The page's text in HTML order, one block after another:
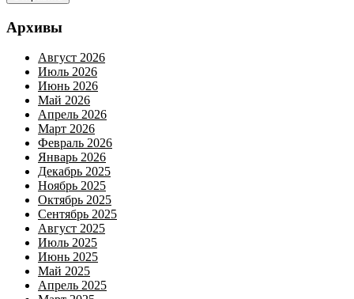
Архивы
Август 2026
Июль 2026
Июнь 2026
Май 2026
Апрель 2026
Март 2026
Февраль 2026
Январь 2026
Декабрь 2025
Ноябрь 2025
Октябрь 2025
Сентябрь 2025
Август 2025
Июль 2025
Июнь 2025
Май 2025
Апрель 2025